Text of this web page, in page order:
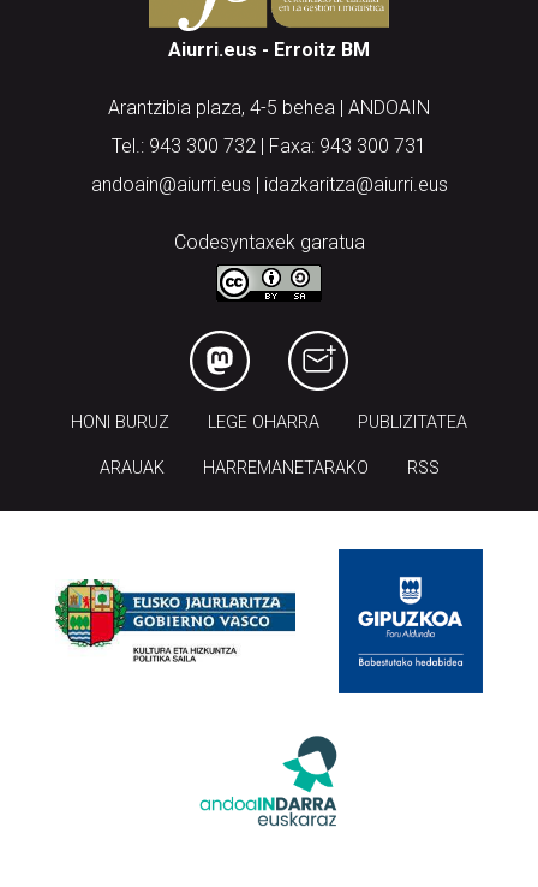
Aiurri.eus - Erroitz BM
Arantzibia plaza, 4-5 behea | ANDOAIN
Tel.: 943 300 732 | Faxa: 943 300 731
andoain@aiurri.eus | idazkaritza@aiurri.eus
Codesyntaxek garatua
HONI BURUZ LEGE OHARRA PUBLIZITATEA
ARAUAK HARREMANETARAKO RSS